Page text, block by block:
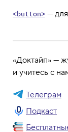
<button> —
«Доктайп» —
и учитесь с
Телеграм
Подкаст